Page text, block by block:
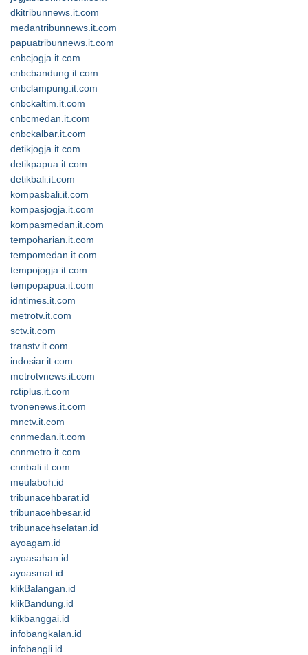
dkitribunnews.it.com
medantribunnews.it.com
papuatribunnews.it.com
cnbcjogja.it.com
cnbcbandung.it.com
cnbclampung.it.com
cnbckaltim.it.com
cnbcmedan.it.com
cnbckalbar.it.com
detikjogja.it.com
detikpapua.it.com
detikbali.it.com
kompasbali.it.com
kompasjogja.it.com
kompasmedan.it.com
tempoharian.it.com
tempomedan.it.com
tempojogja.it.com
tempopapua.it.com
idntimes.it.com
metrotv.it.com
sctv.it.com
transtv.it.com
indosiar.it.com
metrotvnews.it.com
rctiplus.it.com
tvonenews.it.com
mnctv.it.com
cnnmedan.it.com
cnnmetro.it.com
cnnbali.it.com
meulaboh.id
tribunacehbarat.id
tribunacehbesar.id
tribunacehselatan.id
ayoagam.id
ayoasahan.id
ayoasmat.id
klikBalangan.id
klikBandung.id
klikbanggai.id
infobangkalan.id
infobangli.id